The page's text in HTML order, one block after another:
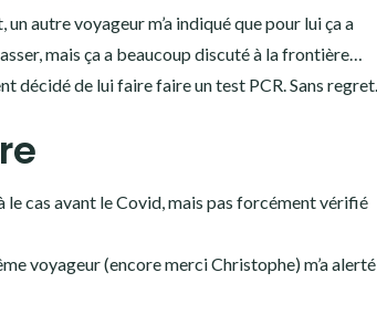
autre voyageur m’a indiqué que pour lui ça a
mais ça a beaucoup discuté à la frontière…
décidé de lui faire faire un test PCR. Sans regret.
le cas avant le Covid, mais pas forcément vérifié
voyageur (encore merci Christophe) m’a alerté